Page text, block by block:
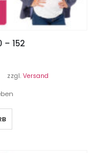
– 152
zzgl. Versand